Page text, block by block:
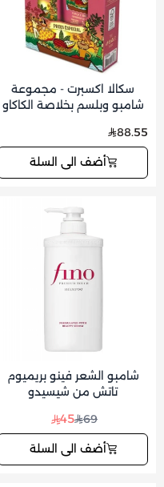
سكالا اكسبرت - مجموعة
شامبو وبلسم بخلاصة الكاكاو
88.55
أضف الى السلة
شامبو الشعر فينو بريميوم
تاتش من شيسيدو
69
45
أضف الى السلة